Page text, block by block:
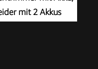
Akku und
mit 2 Akkus